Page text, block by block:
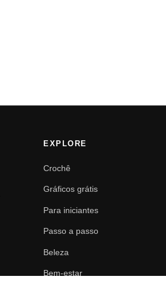
EXPLORE
Crochê
Gráficos grátis
Para iniciantes
Passo a passo
Beleza
Bem-estar